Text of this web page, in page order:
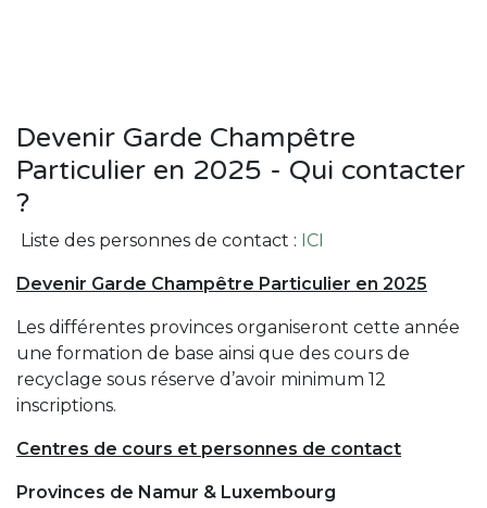
Devenir Garde Champêtre
Particulier en 2025 - Qui contacter
?
Liste des personnes de contact : ICI
Devenir Garde Champêtre Particulier en 2025
Les différentes provinces organiseront cette année
une formation de base ainsi que des cours de
recyclage sous réserve d’avoir minimum 12
inscriptions.
Centres de cours et personnes de contact
Provinces de Namur & Luxembourg